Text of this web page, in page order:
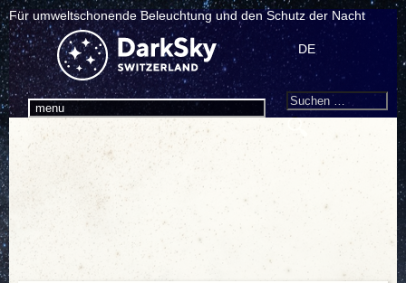
Für umweltschonende Beleuchtung und den Schutz der Nacht
menu
DE
Search
Suchen